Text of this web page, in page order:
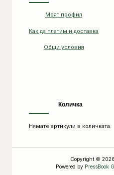
Моят профил
Как да платим и доставка
Общи условия
Количка
Нямате артикули в количката.
Copyright ©
Powered by PressBook